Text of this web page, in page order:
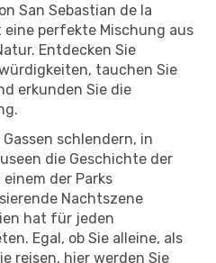
San Sebastian de la
eine perfekte Mischung aus
Entdecken Sie
tauchen Sie
erkunden Sie die
schlendern, in
die Geschichte der
der Parks
Nachtszene
hat für jeden
Egal, ob Sie alleine, als
reisen, hier werden Sie